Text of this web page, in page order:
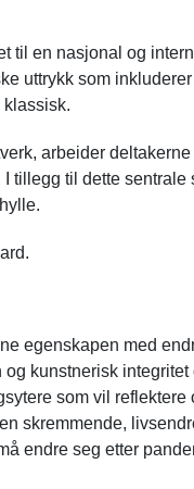
til en nasjonal og
uttrykk som
klassisk.
arbeider deltakerne
tillegg til dette sentrale
egenskapen med
kunstnerisk integritet
som vil reflektere
skremmende,
endre seg etter